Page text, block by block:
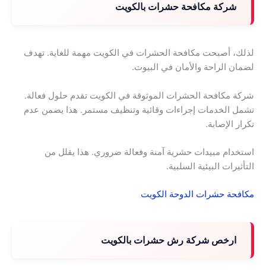
شركة مكافحة حشرات بالكويت
لذلك، أصبحت مكافحة الحشرات في الكويت مهمة للغاية. تهدف
لضمان الراحة والأمان في البيوت.
شركة مكافحة الحشرات الموثوقة في الكويت تقدم حلول فعالة.
تشمل الخدمات إجراءات وقائية وتنظيف مستمر. هذا يضمن عدم
تكرار الإصابة.
استخدام مبيدات حشرية آمنة وفعالة ضروري. هذا يقلل من
التأثيرات البيئية السلبية.
مكافحة حشرات الدوحة الكويت
ارخص شركة رش حشرات بالكويت